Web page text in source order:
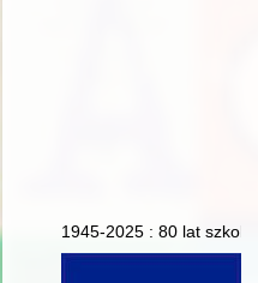
1945-2025 : 80 lat